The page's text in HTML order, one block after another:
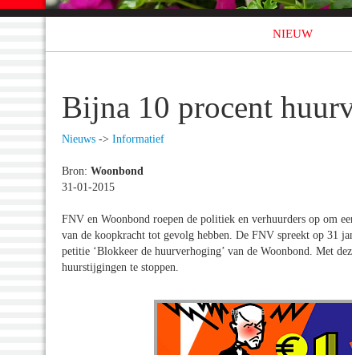
NIEUW
Bijna 10 procent
Nieuws -> Informatief
Bron: Woonbond
31-01-2015
FNV en Woonbond roepen de politiek en verhuurders op om
van de koopkracht tot gevolg hebben. De FNV spreekt op 31
petitie ‘Blokkeer de huurverhoging’ van de Woonbond. Met
huurstijgingen te stoppen.